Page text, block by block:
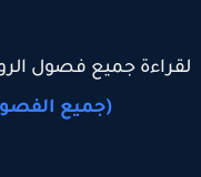
جميع فصول
(جميع